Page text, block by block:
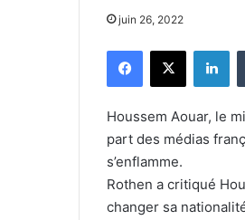
juin 26, 2022
Facebook
X
Houssem Aouar, le
part des médias
s’enflamme.
Rothen a critiqué
changer sa